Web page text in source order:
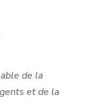
de la
et de la